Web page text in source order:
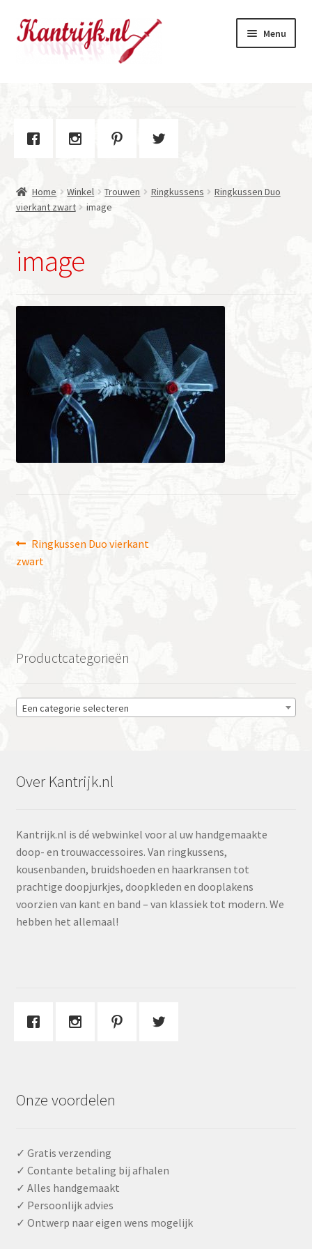
Ga
door
Ga
naar
Menu
Contact
Home Winkel Trouwen Ringkussens
Ringkussen Duo
vierkant zwart
image
image
Bericht
navigatie
Vorig
bericht:
Ringkussen Duo vierkant
zwart
Productcategorieën
Een categorie selecteren
Over Kantrijk.nl
Kantrijk.nl is dé webwinkel voor al uw handgemaakte
doop- en trouwaccessoires. Van ringkussens,
kousenbanden, bruidshoeden en haarkransen tot
prachtige doopjurkjes, doopkleden en dooplakens
voorzien van kant en band – van klassiek tot modern. We
hebben het allemaal!
Onze voordelen
✓ Gratis verzending
✓ Contante betaling bij afhalen
✓ Alles handgemaakt
✓ Persoonlijk advies
✓ Ontwerp naar eigen wens mogelijk